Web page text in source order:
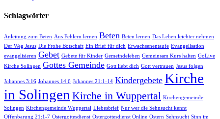
Schlagwörter
Anleitung zum Beten Aus Fehlern lernen Beten Beten lernen Das Leben leichter nehmen
Der Weg Jesus Die Frohe Botschaft Ein Brief für dich Erwachsenentaufe Evangelisation
evangelisieren Gebet Gebete für Kinder Gemeindeleben Gemeinsam Kurs halten GoLive
Kirche Solingen Gottes Gemeinde Gott liebt dich Gott vertrauen Jesus folgen
Johannes 3:16 Johannes 14:6 Johannes 21:1-14 Kindergebete Kirche
in Solingen Kirche in Wuppertal Kirchengemeinde
Solingen Kirchengemeinde Wuppertal Liebesbrief Nur wer die Sehnsucht kennt
Offenbarung 21:1-7 Ostergottesdienst Ostergottesdienst Online Ostern Sehnsucht Sinn im